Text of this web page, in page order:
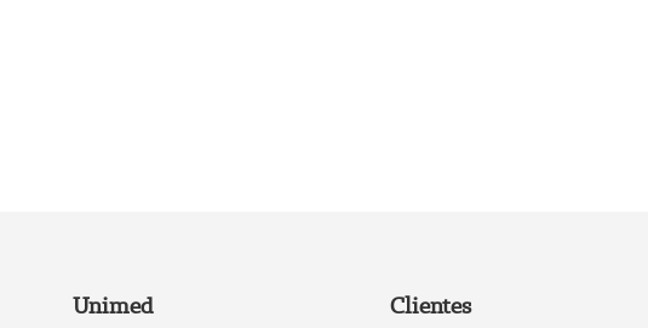
Unimed Clientes